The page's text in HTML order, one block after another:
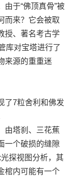
于“佛顶真骨”被
而来？它会被取
授、著名考古学
库对宝塔进行了
来源的重重迷
了7粒舍利和佛发
由塔刹、三花蕉
一个破损的缝隙
探视图分析，其
棺内可能有一个